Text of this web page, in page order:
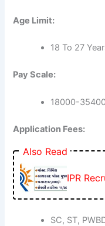
Age Limit:
18 To 27
Pay Scale:
18000-
Application Fees:
Also Read
IPR
SC, ST,